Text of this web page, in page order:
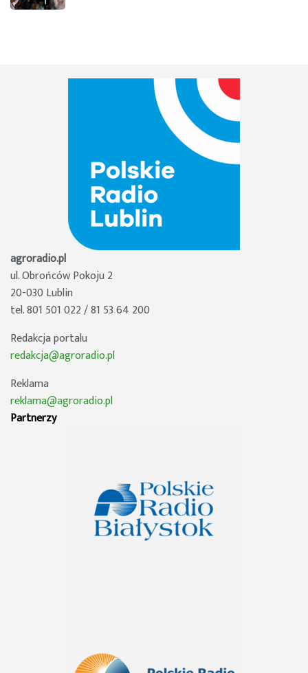
agroradio.pl
ul. Obrońców Pokoju 2
20-030 Lublin
tel. 801 501 022 / 81 53 64 200
Redakcja portalu
redakcja@agroradio.pl
Reklama
reklama@agroradio.pl
Partnerzy